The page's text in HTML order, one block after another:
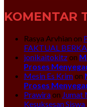
KOMENTAR
Rasya Arvhian on
FAKTUAL
jonikaitokitzon
Proses
Mesin Es Krimon
Proses
Prawiraon Jumat
Kesuksesan